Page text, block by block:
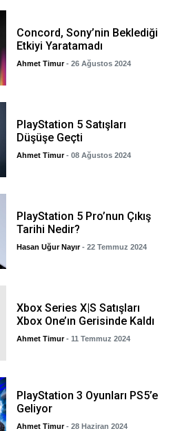
Concord, Sony’nin Beklediği
Etkiyi Yaratamadı
Ahmet Timur - 26 Ağustos 2024
PlayStation 5 Satışları
Düşüşe Geçti
Ahmet Timur - 08 Ağustos 2024
PlayStation 5 Pro’nun Çıkış
Tarihi Nedir?
Hasan Uğur Nayır - 22 Temmuz 2024
Xbox Series X|S Satışları
Xbox One’ın Gerisinde Kaldı
Ahmet Timur - 11 Temmuz 2024
PlayStation 3 Oyunları PS5’e
Geliyor
Ahmet Timur - 28 Haziran 2024